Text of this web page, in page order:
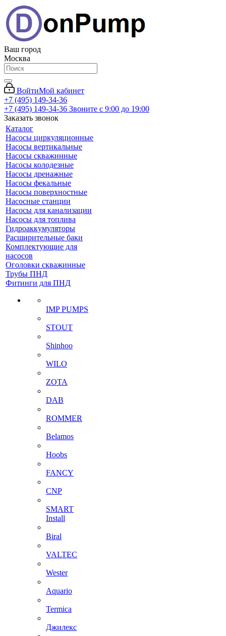
Ваш город
Москва
ВойтиМой кабинет
+7 (495) 149-34-36
+7 (495) 149-34-36 Звоните с 9:00 до 19:00
Заказать звонок
Каталог
Насосы циркуляционные
Насосы вертикальные
Насосы скважинные
Насосы колодезные
Насосы дренажные
Насосы фекальные
Насосы поверхностные
Насосные станции
Насосы для канализации
Насосы для топлива
Гидроаккумуляторы
Расширительные баки
Комплектующие для
насосов
Оголовки скважинные
Трубы ПНД
Фитинги для ПНД
IMP PUMPS
STOUT
Shinhoo
WILO
ZOTA
DAB
ROMMER
Belamos
Hoobs
FANCY
CNP
SMART
Install
Biral
VALTEC
Wester
Aquario
Termica
Джилекс